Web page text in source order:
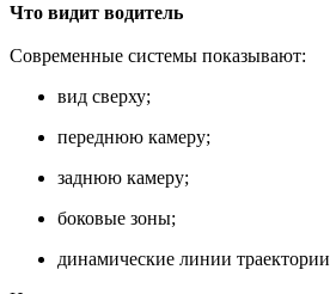
Что видит водитель
Современные системы показывают:
вид сверху;
переднюю камеру;
заднюю камеру;
боковые зоны;
динамические линии